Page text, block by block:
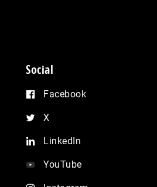
Social
Facebook
X
LinkedIn
YouTube